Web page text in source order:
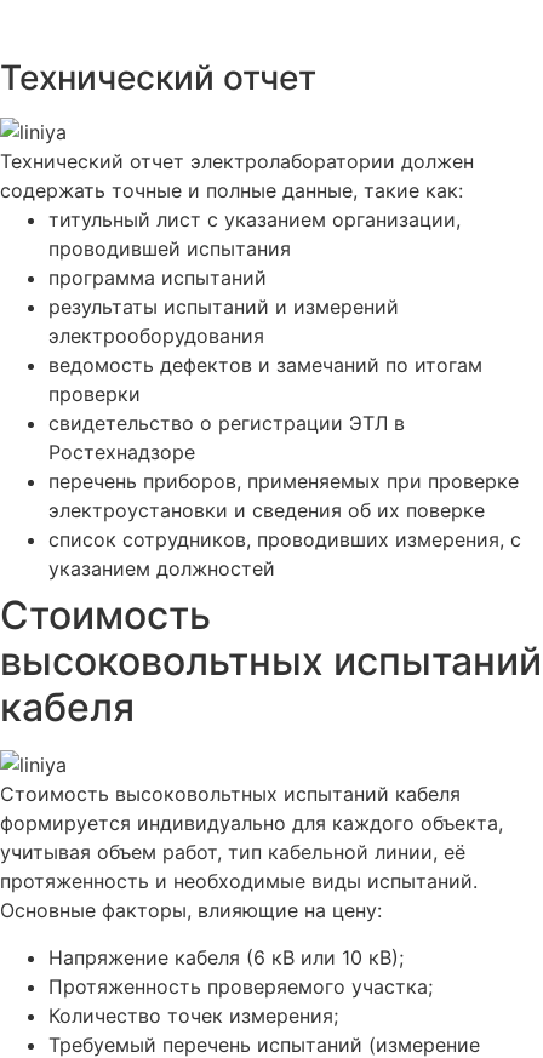
Технический отчет
Технический отчет электролаборатории должен
содержать точные и полные данные, такие как:
титульный лист с указанием организации,
проводившей испытания
программа испытаний
результаты испытаний и измерений
электрооборудования
ведомость дефектов и замечаний по итогам
проверки
свидетельство о регистрации ЭТЛ в
Ростехнадзоре
перечень приборов, применяемых при проверке
электроустановки и сведения об их поверке
список сотрудников, проводивших измерения, с
указанием должностей
Стоимость
высоковольтных испытаний
кабеля
Стоимость высоковольтных испытаний кабеля
формируется индивидуально для каждого объекта,
учитывая объем работ, тип кабельной линии, её
протяженность и необходимые виды испытаний.
Основные факторы, влияющие на цену:
Напряжение кабеля (6 кВ или 10 кВ);
Протяженность проверяемого участка;
Количество точек измерения;
Требуемый перечень испытаний (измерение